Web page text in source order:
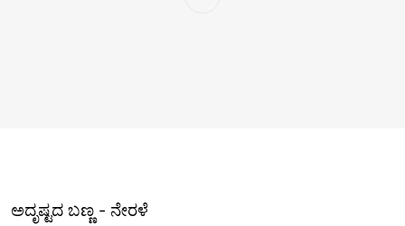
ಅದೃಷ್ಟದ ಬಣ್ಣ - ನೇರಳೆ